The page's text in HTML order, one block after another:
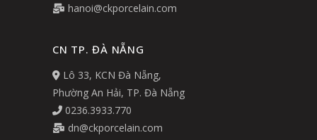
hanoi@ckporcelain.com
CN TP. ĐÀ NẴNG
Lô 33, KCN Đà Nẵng,
Phường An Hải, TP. Đà Nẵng
0236.3933.770
dn@ckporcelain.com